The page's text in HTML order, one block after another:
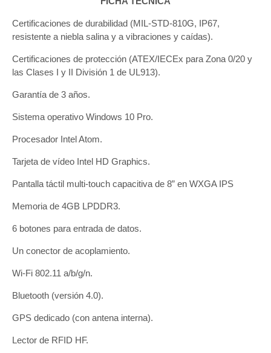
Certificaciones de durabilidad (MIL-STD-810G, IP67,
resistente a niebla salina y a vibraciones y caídas).
Certificaciones de protección (ATEX/IECEx para Zona 0/20 y
las Clases I y II División 1 de UL913).
Garantía de 3 años.
Sistema operativo Windows 10 Pro.
Procesador Intel Atom.
Tarjeta de vídeo Intel HD Graphics.
Pantalla táctil multi-touch capacitiva de 8” en WXGA IPS
Memoria de 4GB LPDDR3.
6 botones para entrada de datos.
Un conector de acoplamiento.
Wi-Fi 802.11 a/b/g/n.
Bluetooth (versión 4.0).
GPS dedicado (con antena interna).
Lector de RFID HF.